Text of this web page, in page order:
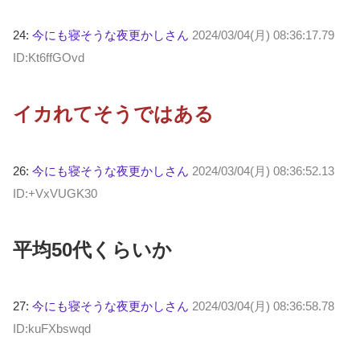
24: 今にも寝そうな夜更かしさん 2024/03/04(月) 08:36:17.79
ID:Kt6ffGOvd
イカれてそうではある
26: 今にも寝そうな夜更かしさん 2024/03/04(月) 08:36:52.13
ID:+VxVUGK30
平均50代くらいか
27: 今にも寝そうな夜更かしさん 2024/03/04(月) 08:36:58.78
ID:kuFXbswqd